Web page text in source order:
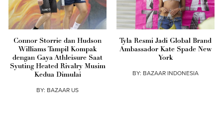
Connor Storrie dan Hudson
Williams Tampil Kompak
dengan Gaya Athleisure Saat
Syuting Heated Rivalry Musim
Kedua Dimulai
BY: BAZAAR US
Tyla Resmi Jadi Global Brand
Ambassador Kate Spade New
York
BY: BAZAAR INDONESIA